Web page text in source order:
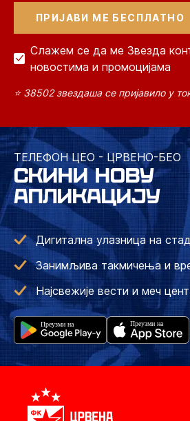
Слажем се да ме Звезда
новостима и промоцијама
⭐ 38502 звездаша се пријавило у
ТЕЛЕФОН ЦЕО - ЦРВЕНО-БЕО
СКИНИ НОВУ
АПЛИКАЦИЈУ
Дигитална улазница на
Занимљива такмичења и
Најсвежије вести и меч